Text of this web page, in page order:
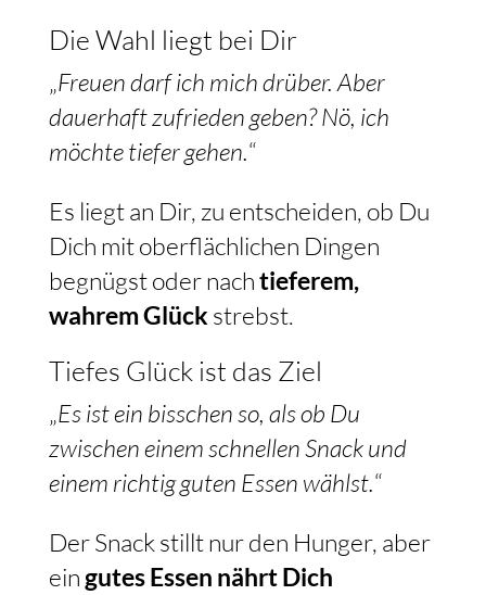
Die Wahl liegt bei Dir
„Freuen darf ich mich drüber. Aber
dauerhaft zufrieden geben? Nö, ich
möchte tiefer gehen.“
Es liegt an Dir, zu entscheiden, ob Du
Dich mit oberflächlichen Dingen
begnügst oder nachtieferem,
wahrem Glück strebst.
Tiefes Glück ist das Ziel
„Es ist ein bisschen so, als ob Du
zwischen einem schnellen Snack und
einem richtig guten Essen wählst.“
Der Snack stillt nur den Hunger, aber
ein gutes Essen nährt Dich